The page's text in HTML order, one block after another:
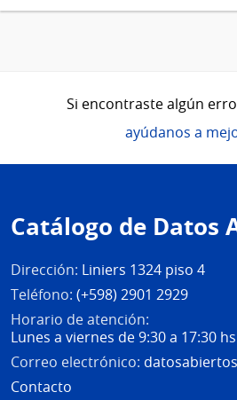
Si encontraste algún
ayúdanos a
de
página
Catálogo de Datos
Dirección: Liniers 1324 piso 4
Teléfono: (+598) 2901 2929
Horario de atención:
Lunes a viernes de 9:30 a 17:30
Correo electrónico:
Contacto